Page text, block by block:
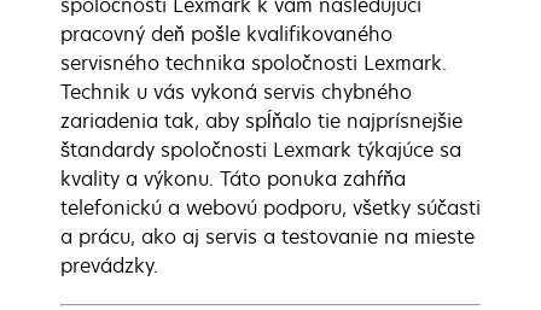
pracovný deň pošle kvalifikovaného
servisného technika spoločnosti Lexmark.
Technik u vás vykoná servis chybného
zariadenia tak, aby spĺňalo tie najprísnejšie
štandardy spoločnosti Lexmark týkajúce sa
kvality a výkonu. Táto ponuka zahŕňa
telefonickú a webovú podporu, všetky súčasti
a prácu, ako aj servis a testovanie na mieste
prevádzky.